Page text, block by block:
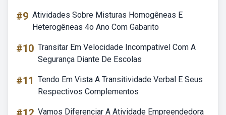
#9 Atividades Sobre Misturas Homogêneas E
Heterogêneas 4o Ano Com Gabarito
#10 Transitar Em Velocidade Incompativel Com A
Segurança Diante De Escolas
#11 Tendo Em Vista A Transitividade Verbal E Seus
Respectivos Complementos
Vamos Diferenciar A Atividade Empreendedora